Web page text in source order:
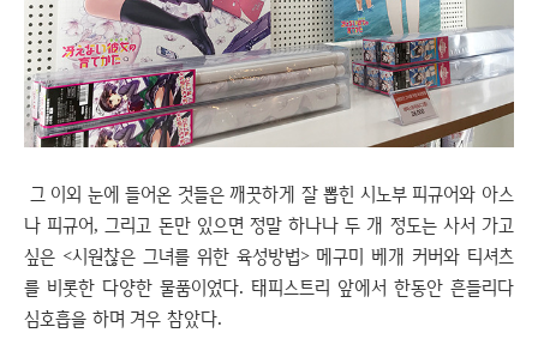
그 이외 눈에 들어온 것들은 깨끗하게 잘 뽑힌 시노부 피규어와 아스
나 피규어, 그리고 돈만 있으면 정말 하나나 두 개 정도는 사서 가고
싶은 <시원찮은 그녀를 위한 육성방법> 메구미 베개 커버와 티셔츠
를 비롯한 다양한 물품이었다. 태피스트리 앞에서 한동안 흔들리다
심호흡을 하며 겨우 참았다.